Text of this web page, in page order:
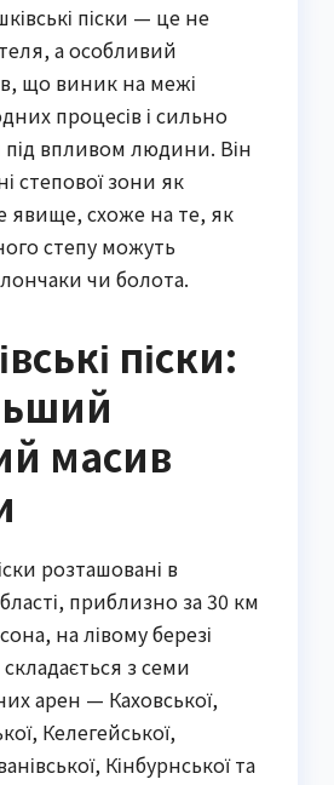
піски — це не
а особливий
що виник на межі
процесів і сильно
під впливом людини. Він
степової зони як
явище, схоже на те, як
степу можуть
чи болота.
піски:
масив
розташовані в
приблизно за 30 км
на лівому березі
з семи
арен — Каховської,
Келегейської,
Кінбурнської та